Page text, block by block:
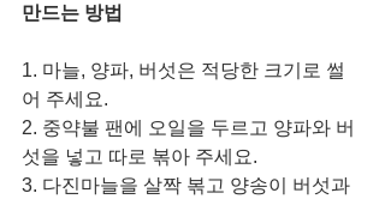
만드는 방법
1. 마늘, 양파, 버섯은 적당한 크기로 썰
어 주세요.
2. 중약불 팬에 오일을 두르고 양파와 버
섯을 넣고 따로 볶아 주세요.
3. 다진마늘을 살짝 볶고 양송이 버섯과